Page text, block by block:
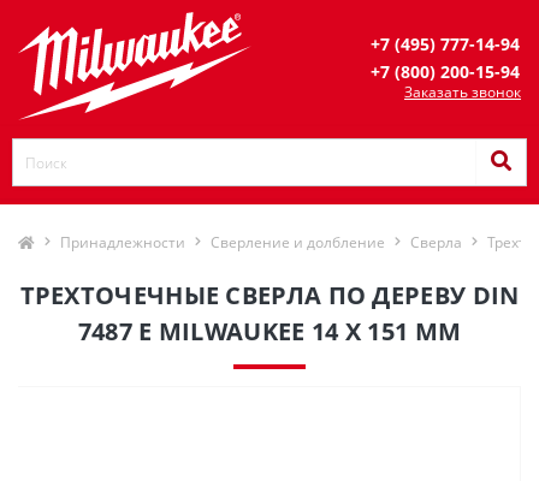
+7 (495) 777-14-94
+7 (800) 200-15-94
Заказать звонок
Принадлежности Сверление и долбление Сверла
ТРЕХТОЧЕЧНЫЕ СВЕРЛА ПО ДЕРЕВУ DIN
7487 E MILWAUKEE 14 X 151 ММ